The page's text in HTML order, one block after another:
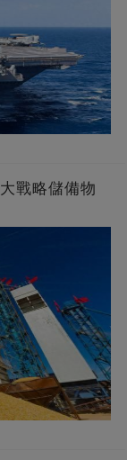
戰略儲備物